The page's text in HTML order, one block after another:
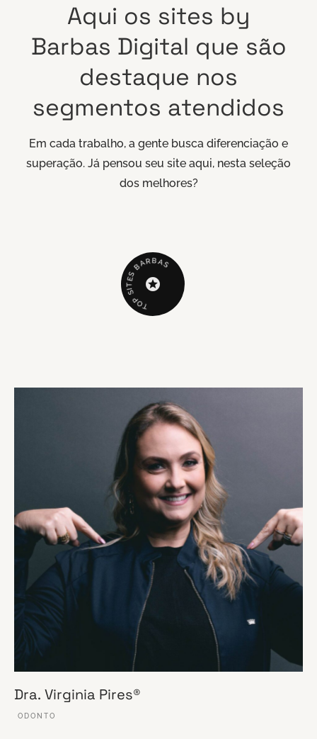
Aqui os sites by
Barbas Digital que são
destaque nos
segmentos atendidos
Em cada trabalho, a gente busca diferenciação e
superação. Já pensou seu site aqui, nesta seleção
dos melhores?
T
O
P
S
I
T
E
S
BARBAS
Dra. Virginia Pires®
ODONTO